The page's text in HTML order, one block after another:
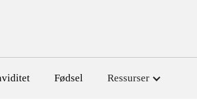
Fødsel Ressurser